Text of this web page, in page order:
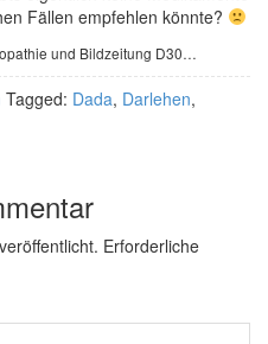
Fällen empfehlen könnte?
und Bildzeitung D30…
Tagged: Dada, Darlehen,
Erforderliche